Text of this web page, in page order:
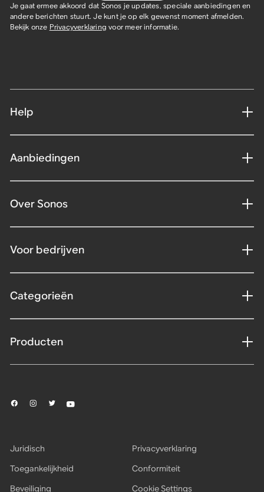
Je gaat ermee akkoord dat Sonos je updates, speciale aanbiedingen en
andere berichten stuurt. Je kunt je op elk gewenst moment afmelden.
Bekijk onze Privacyverklaring voor meer informatie.
Help
Aanbiedingen
Over Sonos
Voor bedrijven
Categorieën
Producten
Juridisch
Privacyverklaring
Toegankelijkheid
Conformiteit
Beveiliging
Cookie Settings